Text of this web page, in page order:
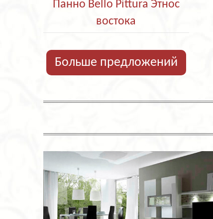
Панно Bello Pittura Этнос
востока
Больше предложений